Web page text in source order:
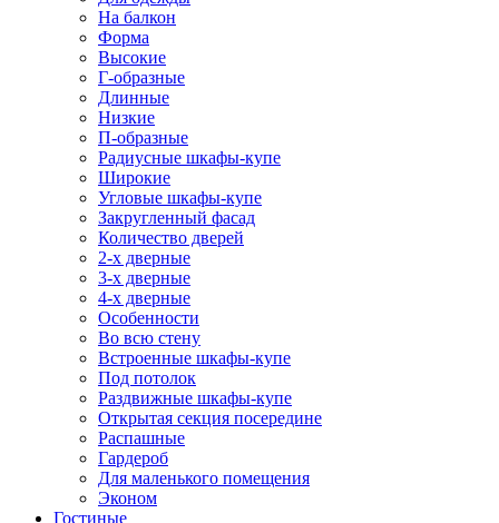
На балкон
Форма
Высокие
Г-образные
Длинные
Низкие
П-образные
Радиусные шкафы-купе
Широкие
Угловые шкафы-купе
Закругленный фасад
Количество дверей
2-х дверные
3-х дверные
4-х дверные
Особенности
Во всю стену
Встроенные шкафы-купе
Под потолок
Раздвижные шкафы-купе
Открытая секция посередине
Распашные
Гардероб
Для маленького помещения
Эконом
Гостиные